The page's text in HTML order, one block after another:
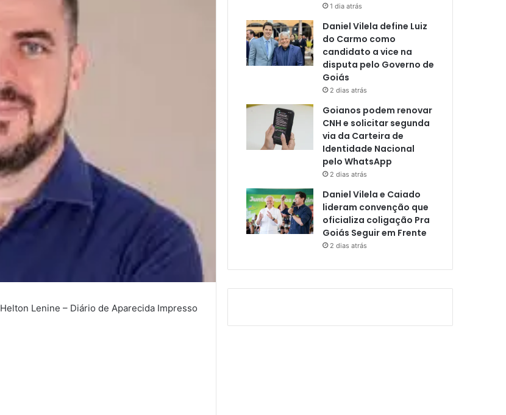
Helton Lenine – Diário de Aparecida Impresso
1 dia atrás
Daniel Vilela define Luiz
do Carmo como
candidato a vice na
disputa pelo Governo de
Goiás
2 dias atrás
Goianos podem renovar
CNH e solicitar segunda
via da Carteira de
Identidade Nacional
pelo WhatsApp
2 dias atrás
Daniel Vilela e Caiado
lideram convenção que
oficializa coligação Pra
Goiás Seguir em Frente
2 dias atrás